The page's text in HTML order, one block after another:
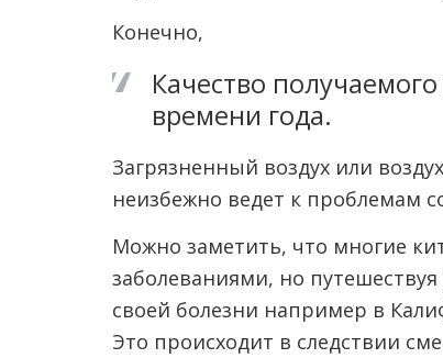
Конечно,
Качество
времени года.
Загрязненный воздух или
неизбежно ведет к проблемам
Можно заметить, что многие
заболеваниями, но
своей болезни например в
Это происходит в следствии